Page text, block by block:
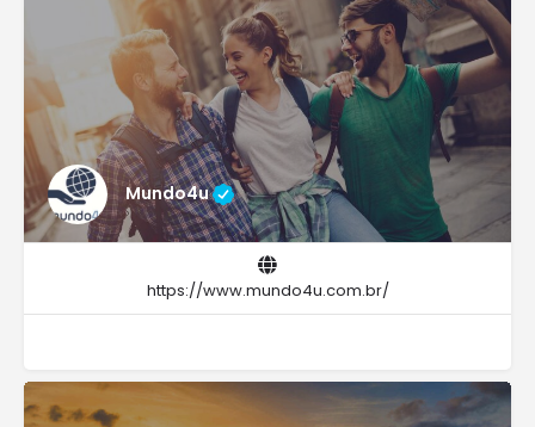
Mundo4u
https://www.mundo4u.com.br/